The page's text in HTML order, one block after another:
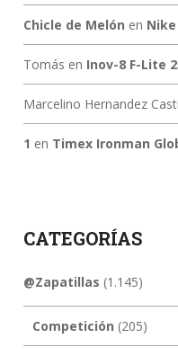
Chicle de Melón en
Tomás en Inov-8 F-Lite
Marcelino Hernandez
1 en Timex Ironman
CATEGORÍAS
@Zapatillas (1.145)
Competición (205)